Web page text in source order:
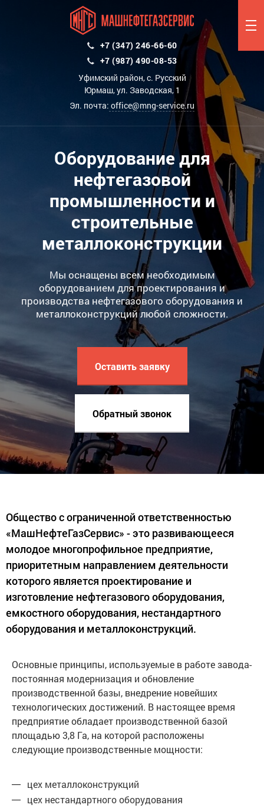
+7 (347) 246-66-60
+7 (987) 490-08-53
Уфимский район, с. Русский
Юрмаш, ул. Заводская, 1
Эл. почта: office@mng-service.ru
Оборудование для
нефтегазовой
промышленности и
строительные
металлоконструкции
Мы оснащены всем необходимым
оборудованием для проектирования и
производства нефтегазового оборудования и
металлоконструкций любой сложности.
Оставить заявку
Обратный звонок
Общество с ограниченной ответственностью
«МашНефтеГазСервис» - это развивающееся
молодое многопрофильное предприятие,
приоритетным направлением деятельности
которого является проектирование и
изготовление нефтегазового оборудования,
емкостного оборудования, нестандартного
оборудования и металлоконструкций.
Основные принципы, используемые в работе завода-
постоянная модернизация и обновление
производственной базы, внедрение новейших
технологических достижений. В настоящее время
предприятие обладает производственной базой
площадью 3,8 Га, на которой расположены
следующие производственные мощности:
цех металлоконструкций
цех нестандартного оборудования